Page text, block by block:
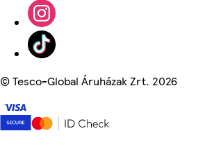
©Tesco-Global Áruházak Zrt. 2026